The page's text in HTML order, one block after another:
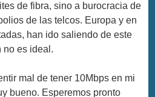
de fibra, sino a burocracia de
de las telcos. Europa y en
han ido saliendo de este
no es ideal.
mal de tener 10Mbps en mi
bueno. Esperemos pronto